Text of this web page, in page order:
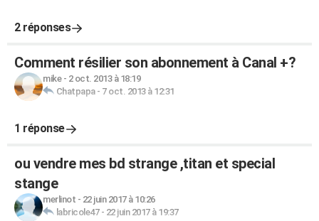
2 réponses
Comment résilier son abonnement à Canal +?
mike- 2 oct. 2013 à 18:19
Chatpapa- 7 oct. 2013 à 12:31
1 réponse
ou vendre mes bd strange ,titan et special
stange
merlinot - 22 juin 2017 à 10:26
labricole47- 22 juin 2017 à 19:37